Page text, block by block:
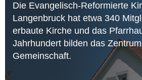
Die Evangelisch-Reformierte
Langenbruck hat etwa 340
erbaute Kirche und das
Jahrhundert bilden das
Gemeinschaft.